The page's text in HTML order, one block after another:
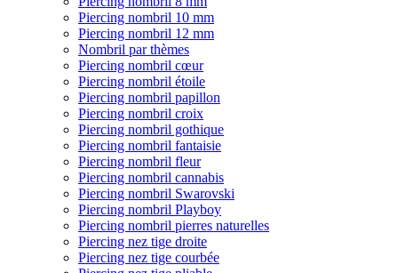
Piercing nombril 10 mm
Piercing nombril 12 mm
Nombril par thèmes
Piercing nombril cœur
Piercing nombril étoile
Piercing nombril papillon
Piercing nombril croix
Piercing nombril gothique
Piercing nombril fantaisie
Piercing nombril fleur
Piercing nombril cannabis
Piercing nombril Swarovski
Piercing nombril Playboy
Piercing nombril pierres naturelles
Piercing nez tige droite
Piercing nez tige courbée